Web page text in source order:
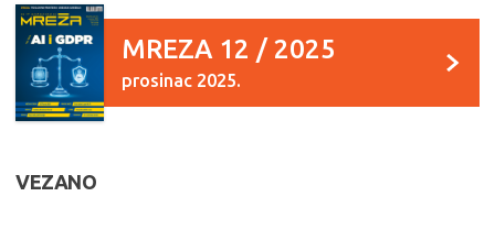
MREZA 12 / 2025
prosinac 2025.
VEZANO